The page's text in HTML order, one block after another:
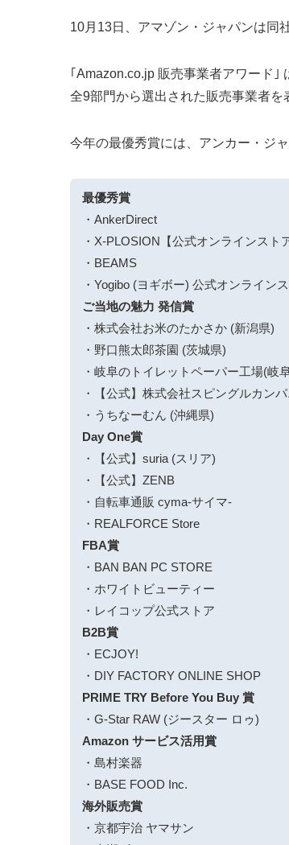
10月13日、アマゾン・ジャパンは同
｢Amazon.co.jp 販売事業者アワード
全9部門から選出された販売事業者を
今年の最優秀賞には、アンカー・ジ
最優秀賞
・AnkerDirect
・X-PLOSION【公式オンラインスト
・BEAMS
・Yogibo (ヨギボー) 公式オンライン
ご当地の魅力 発信賞
・株式会社お米のたかさか (新潟県)
・野口熊太郎茶園 (茨城県)
・岐阜のトイレットペーパー工場(岐
・【公式】株式会社スピングルカン
・うちなーむん (沖縄県)
Day One賞
・【公式】suria (スリア)
・【公式】ZENB
・自転車通販 cyma-サイマ-
・REALFORCE Store
FBA賞
・BAN BAN PC STORE
・ホワイトビューティー
・レイコップ公式ストア
B2B賞
・ECJOY!
・DIY FACTORY ONLINE SHOP
PRIME TRY Before You Buy 賞
・G-Star RAW (ジースター ロゥ)
Amazon サービス活用賞
・島村楽器
・BASE FOOD Inc.
海外販売賞
・京都宇治 ヤマサン